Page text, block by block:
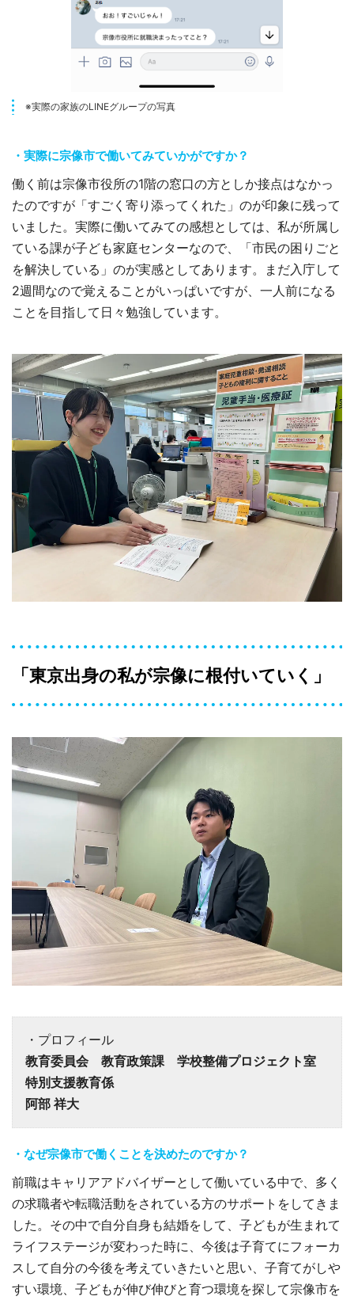
※実際の家族のLINEグループの写真
・実際に宗像市で働いてみていかがですか？
働く前は宗像市役所の1階の窓口の方としか接点はなかっ
たのですが「すごく寄り添ってくれた」のが印象に残って
いました。実際に働いてみての感想としては、私が所属し
ている課が子ども家庭センターなので、「市民の困りごと
を解決している」のが実感としてあります。まだ入庁して
2週間なので覚えることがいっぱいですが、一人前になる
ことを目指して日々勉強しています。
「東京出身の私が宗像に根付いていく」
・プロフィール
教育委員会 教育政策課 学校整備プロジェクト室
特別支援教育係
阿部 祥大
・なぜ宗像市で働くことを決めたのですか？
前職はキャリアアドバイザーとして働いている中で、多く
の求職者や転職活動をされている方のサポートをしてきま
した。その中で自分自身も結婚をして、子どもが生まれて
ライフステージが変わった時に、今後は子育てにフォーカ
スして自分の今後を考えていきたいと思い、子育てがしや
すい環境、子どもが伸び伸びと育つ環境を探して宗像市を